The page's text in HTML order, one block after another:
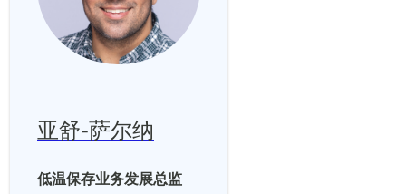
亚舒-萨尔纳
低温保存业务发展总监